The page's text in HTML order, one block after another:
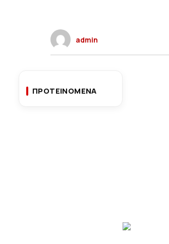
admin
ΠΡΟΤΕΙΝΟΜΕΝΑ